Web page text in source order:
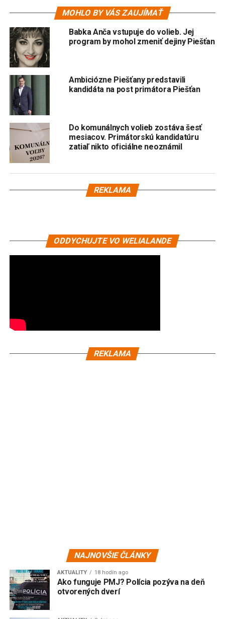
MOHLO BY VÁS ZAUJÍMAŤ
Babka Anča vstupuje do volieb. Jej
program by mohol zmeniť dejiny Piešťan
Ambiciózne Piešťany predstavili
kandidáta na post primátora Piešťan
Do komunálnych volieb zostáva šesť
mesiacov. Primátorskú kandidatúru
zatiaľ nikto oficiálne neoznámil
REKLAMA
ODDYCHUJTE VO WELIALANDE
REKLAMA
NAJNOVŠIE ČLÁNKY
AKTUALITY 18 hodín ago
Ako funguje PMJ? Polícia pozýva na deň
otvorených dverí